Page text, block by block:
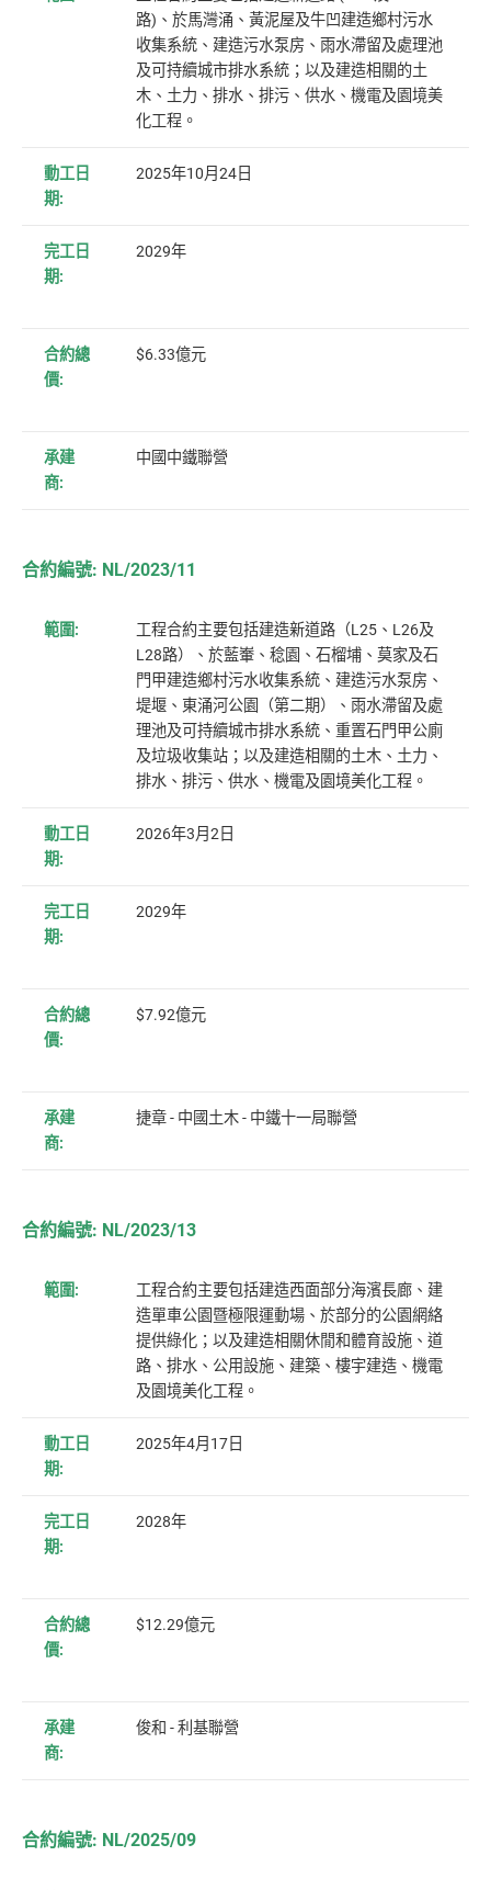
路)、於馬灣涌、黃泥屋及牛凹建造鄉村污水
收集系統、建造污水泵房、雨水滯留及處理池
及可持續城市排水系統；以及建造相關的土
木、土力、排水、排污、供水、機電及園境美
化工程。
動工日
期:
2025年10月24日
完工日
期:
2029年
合約總
價:
$6.33億元
承建
商:
中國中鐵聯營
合約編號: NL/2023/11
範圍:
工程合約主要包括建造新道路（L25、L26及
L28路）、於藍輋、稔園、石榴埔、莫家及石
門甲建造鄉村污水收集系統、建造污水泵房、
堤堰、東涌河公園（第二期）、雨水滯留及處
理池及可持續城市排水系統、重置石門甲公廁
及垃圾收集站；以及建造相關的土木、土力、
排水、排污、供水、機電及園境美化工程。
動工日
期:
2026年3月2日
完工日
期:
2029年
合約總
價:
$7.92億元
承建
商:
捷章 - 中國土木 - 中鐵十一局聯營
合約編號: NL/2023/13
範圍:
工程合約主要包括建造西面部分海濱長廊、建
造單車公園暨極限運動場、於部分的公園網絡
提供綠化；以及建造相關休閒和體育設施、道
路、排水、公用設施、建築、樓宇建造、機電
及園境美化工程。
動工日
期:
2025年4月17日
完工日
期:
2028年
合約總
價:
$12.29億元
承建
商:
俊和 -利基聯營
合約編號: NL/2025/09